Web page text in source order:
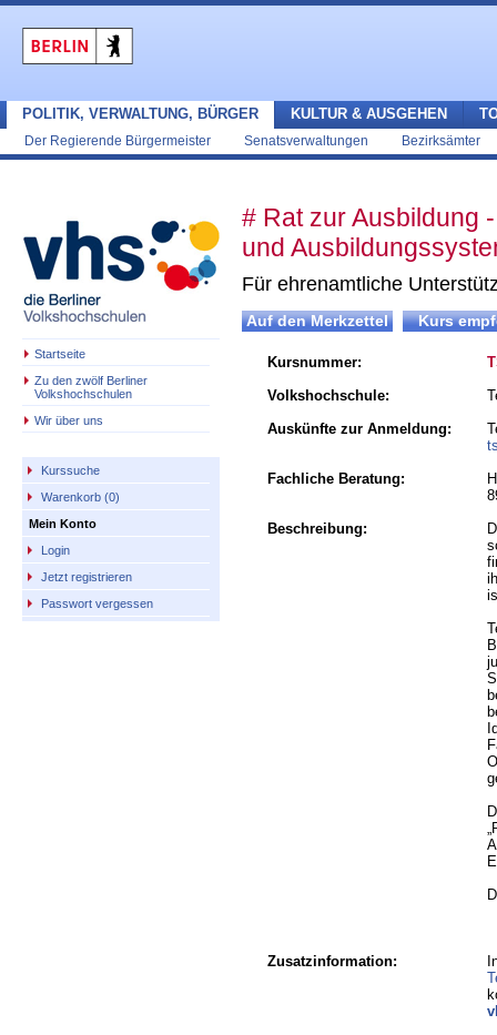
POLITIK, VERWALTUNG, BÜRGER
Der Regierende Bürgermeister Senatsverwaltungen Bezirksämter
KULTUR & AUSGEHEN
Startseite
Zu den zwölf Berliner
Volkshochschulen
Wir über uns
Kurssuche
Warenkorb (0)
Mein Konto
Login
Jetzt registrieren
Passwort vergessen
# Rat zur Ausbildung
und
Für ehrenamtliche
Kursnummer:
Volkshochschule:
Auskünfte zur Anmeldung:
Fachliche Beratung:
Beschreibung:
Zusatzinformation: